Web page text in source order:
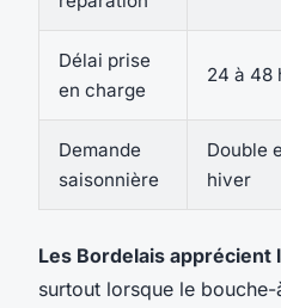
Délai prise
en charge
24 à 48
Demande
saisonnière
Double
hiver
Les Bordelais apprécient
surtout lorsque le